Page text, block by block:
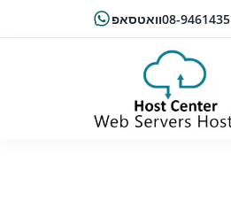
08-9461435וואטסאפ